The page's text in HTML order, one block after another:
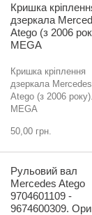
Кришка
дзеркала
Atego (з 2006
MEGA
Кришка кріплення
дзеркала Mercedes
Atego (з 2006 року).
MEGA
50,00 грн.
Рульовий вал
Mercedes Atego
9704601109 -
9674600309.